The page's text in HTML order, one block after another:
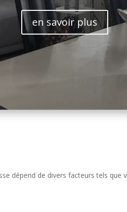
en savoir plus
dépend de divers facteurs tels